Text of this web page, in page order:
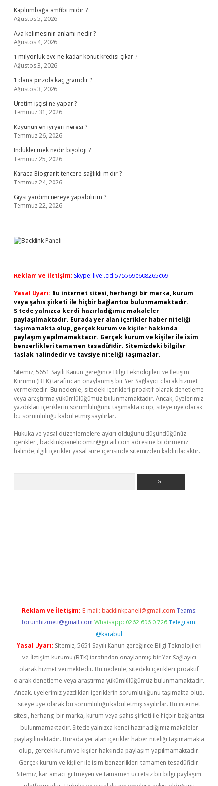
Kaplumbağa amfibi midir ?
Ağustos 5, 2026
Ava kelimesinin anlamı nedir ?
Ağustos 4, 2026
1 milyonluk eve ne kadar konut kredisi çıkar ?
Ağustos 3, 2026
1 dana pirzola kaç gramdır ?
Ağustos 3, 2026
Üretim işçisi ne yapar ?
Temmuz 31, 2026
Koyunun en iyi yeri neresi ?
Temmuz 26, 2026
Indüklenmek nedir biyoloji ?
Temmuz 25, 2026
Karaca Biogranit tencere sağlıklı mıdır ?
Temmuz 24, 2026
Giysi yardımı nereye yapabilirim ?
Temmuz 22, 2026
Reklam ve İletişim: Skype: live:.cid.575569c608265c69
Yasal Uyarı: Bu internet sitesi, herhangi bir marka, kurum
veya şahıs şirketi ile hiçbir bağlantısı bulunmamaktadır.
Sitede yalnızca kendi hazırladığımız makaleler
paylaşılmaktadır. Burada yer alan içerikler haber niteliği
taşımamakta olup, gerçek kurum ve kişiler hakkında
paylaşım yapılmamaktadır. Gerçek kurum ve kişiler ile isim
benzerlikleri tamamen tesadüfidir. Sitemizdeki bilgiler
taslak halindedir ve tavsiye niteliği taşımazlar.
Sitemiz, 5651 Sayılı Kanun gereğince Bilgi Teknolojileri ve İletişim
Kurumu (BTK) tarafından onaylanmış bir Yer Sağlayıcı olarak hizmet
vermektedir. Bu nedenle, sitedeki içerikleri proaktif olarak denetleme
veya araştırma yükümlülüğümüz bulunmamaktadır. Ancak, üyelerimiz
yazdıkları içeriklerin sorumluluğunu taşımakta olup, siteye üye olarak
bu sorumluluğu kabul etmiş sayılırlar.
Hukuka ve yasal düzenlemelere aykırı olduğunu düşündüğünüz
içerikleri, backlinkpanelicomtr@gmail.com adresine bildirmeniz
halinde, ilgili içerikler yasal süre içerisinde sitemizden kaldırılacaktır.
Reklam ve İletişim: E-mail: backlinkpaneli@gmail.com Teams:
forumhizmeti@gmail.com Whatsapp: 0262 606 0 726 Telegram:
@karabul
Yasal Uyarı: Sitemiz, 5651 Sayılı Kanun gereğince Bilgi Teknolojileri
ve İletişim Kurumu (BTK) tarafından onaylanmış bir Yer Sağlayıcı
olarak hizmet vermektedir. Bu nedenle, sitedeki içerikleri proaktif
olarak denetleme veya araştırma yükümlülüğümüz bulunmamaktadır.
Ancak, üyelerimiz yazdıkları içeriklerin sorumluluğunu taşımakta olup,
siteye üye olarak bu sorumluluğu kabul etmiş sayılırlar. Bu internet
sitesi, herhangi bir marka, kurum veya şahıs şirketi ile hiçbir bağlantısı
bulunmamaktadır. Sitede yalnızca kendi hazırladığımız makaleler
paylaşılmaktadır. Burada yer alan içerikler haber niteliği taşımamakta
olup, gerçek kurum ve kişiler hakkında paylaşım yapılmamaktadır.
Gerçek kurum ve kişiler ile isim benzerlikleri tamamen tesadüfidir.
Sitemiz, kar amacı gütmeyen ve tamamen ücretsiz bir bilgi paylaşım